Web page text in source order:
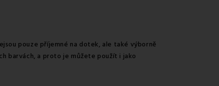
pouze příjemné na dotek, ale také výborně
barvách, a proto je můžete použít i jako